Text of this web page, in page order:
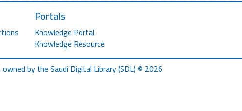
Portals
Knowledge Portal
Knowledge Resource
by the Saudi Digital Library (SDL) © 2026